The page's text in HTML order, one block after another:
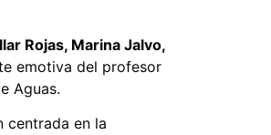
Rojas, Marina Jalvo,
emotiva del profesor
Aguas.
centrada en la